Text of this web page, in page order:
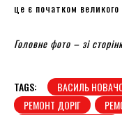
це є початком
Головне фото – зі
TAGS: ВАСИЛЬ
РЕМОНТ ДОРІГ